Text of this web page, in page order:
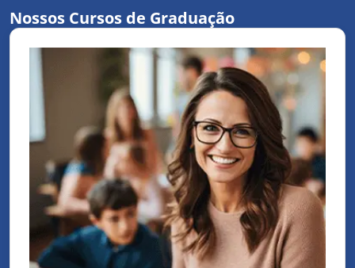
Nossos Cursos de Graduação